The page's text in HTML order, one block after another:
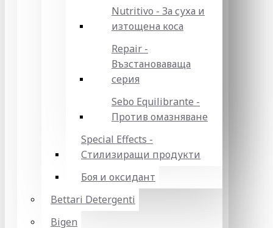
Nutritivo - За суха и
изтощена коса
Repair -
Възстановаваща
серия
Sebo Equilibrante -
Против омазняване
Special Effects -
Стилизиращи продукти
Боя и оксидант
Bettari Detergenti
Bigen